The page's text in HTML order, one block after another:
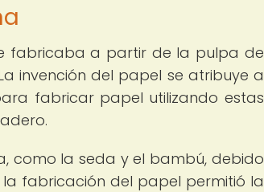
fabricaba a partir de la pulpa de
invención del papel se atribuye a
fabricar papel utilizando estas
como la seda y el bambú, debido
fabricación del papel permitió la